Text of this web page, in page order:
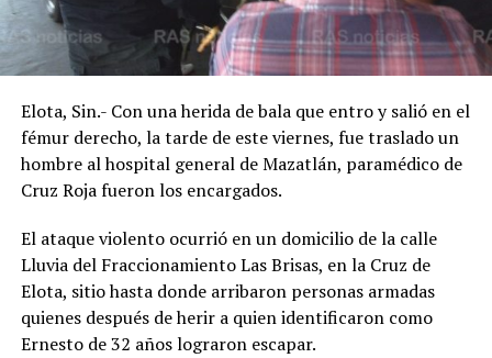
Elota, Sin.- Con una herida de bala que entro y salió en el
fémur derecho, la tarde de este viernes, fue traslado un
hombre al hospital general de Mazatlán, paramédico de
Cruz Roja fueron los encargados.
El ataque violento ocurrió en un domicilio de la calle
Lluvia del Fraccionamiento Las Brisas, en la Cruz de
Elota, sitio hasta donde arribaron personas armadas
quienes después de herir a quien identificaron como
Ernesto de 32 años lograron escapar.